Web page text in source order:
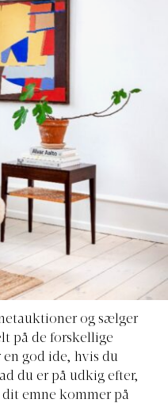
og sælger
på de forskellige
god ide, hvis du
du er på udkig efter,
emne kommer på